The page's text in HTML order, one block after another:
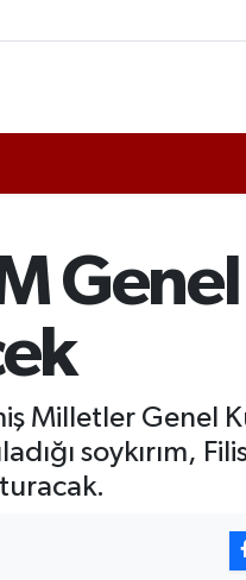
Genel
Milletler Genel
soykırım,